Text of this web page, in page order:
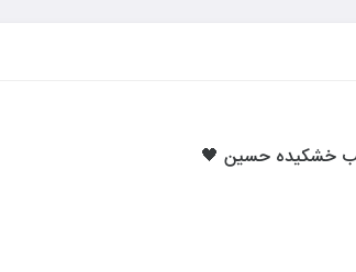
خشکیده حسین 🖤